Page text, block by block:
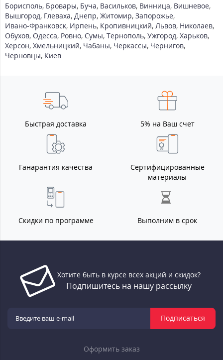
Борисполь, Бровары, Буча, Васильков, Винница, Вишневое,
Вышгород, Глеваха, Днепр, Житомир, Запорожье,
Ивано-Франковск, Ирпень, Кропивницкий, Львов, Николаев,
Обухов, Одесса, Ровно, Сумы, Тернополь, Ужгород, Харьков,
Херсон, Хмельницкий, Чабаны, Черкассы, Чернигов,
Черновцы, Киев
Быстрая доставка 5% на Ваш счет
Ганарантия качества
Сертифицированные
материалы
Скидки по программе Выполним в срок
Хотите быть в курсе всех акций и скидок?
Подпишитесь на нашу рассылку
Подписаться
Оформить заказ